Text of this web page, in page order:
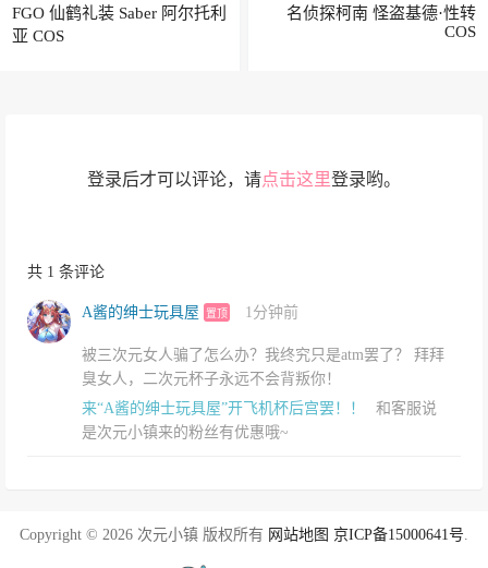
FGO 仙鹤礼装 Saber 阿尔托利
亚 COS
名侦探柯南 怪盗基德·性转
COS
登录后才可以评论，请点击这里登录哟。
共 1 条评论
A酱的绅士玩具屋 置顶 1分钟前
被三次元女人骗了怎么办？我终究只是atm罢了？ 拜拜
臭女人，二次元杯子永远不会背叛你！
来“A酱的绅士玩具屋”开飞机杯后宫罢！！
和客服说
是次元小镇来的粉丝有优惠哦~
Copyright © 2026 次元小镇 版权所有 网站地图 京ICP备15000641号